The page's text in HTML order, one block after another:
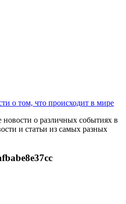
о том, что происходит в мире
о различных событиях в
и статьи из самых разных